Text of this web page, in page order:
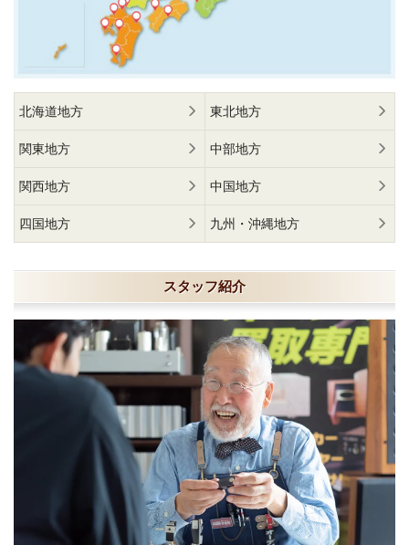
北海道地方 東北地方
関東地方 中部地方
関西地方 中国地方
四国地方 九州・沖縄地方
スタッフ紹介